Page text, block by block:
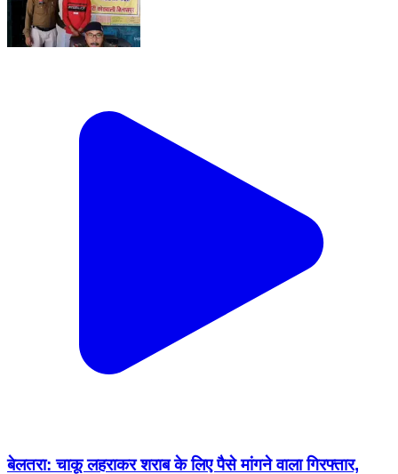
बेलतरा: चाकू लहराकर शराब के लिए पैसे मांगने वाला गिरफ्तार,